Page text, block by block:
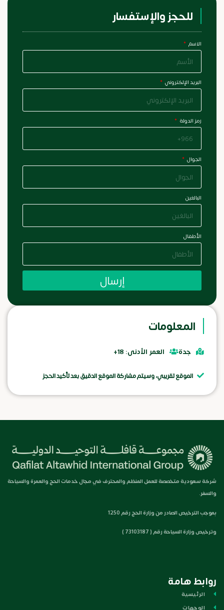
للحجز والإستفسار
الاسم
البريد الإلكتروني
رمز الدولة
الجوال
البالغين
الأطفال
إرسال
المعلومات
جدة العمر الأدنى: 18+
الموقع تقريبي، وسيتم مشاركة الموقع الدقيق بعد تأكيد الحجز
شركة سعودية متخصصة للعمل المنظم والمحترف في مجال خدمات الحج والعمرة والسياحة
والسفر.
بموجب الترخيص الصادر من وزارة الحج رقم 1250
وترخيص وزارة السياحة رقم ( 73103187 )
روابط هامة
الرئيسية
الوجهات